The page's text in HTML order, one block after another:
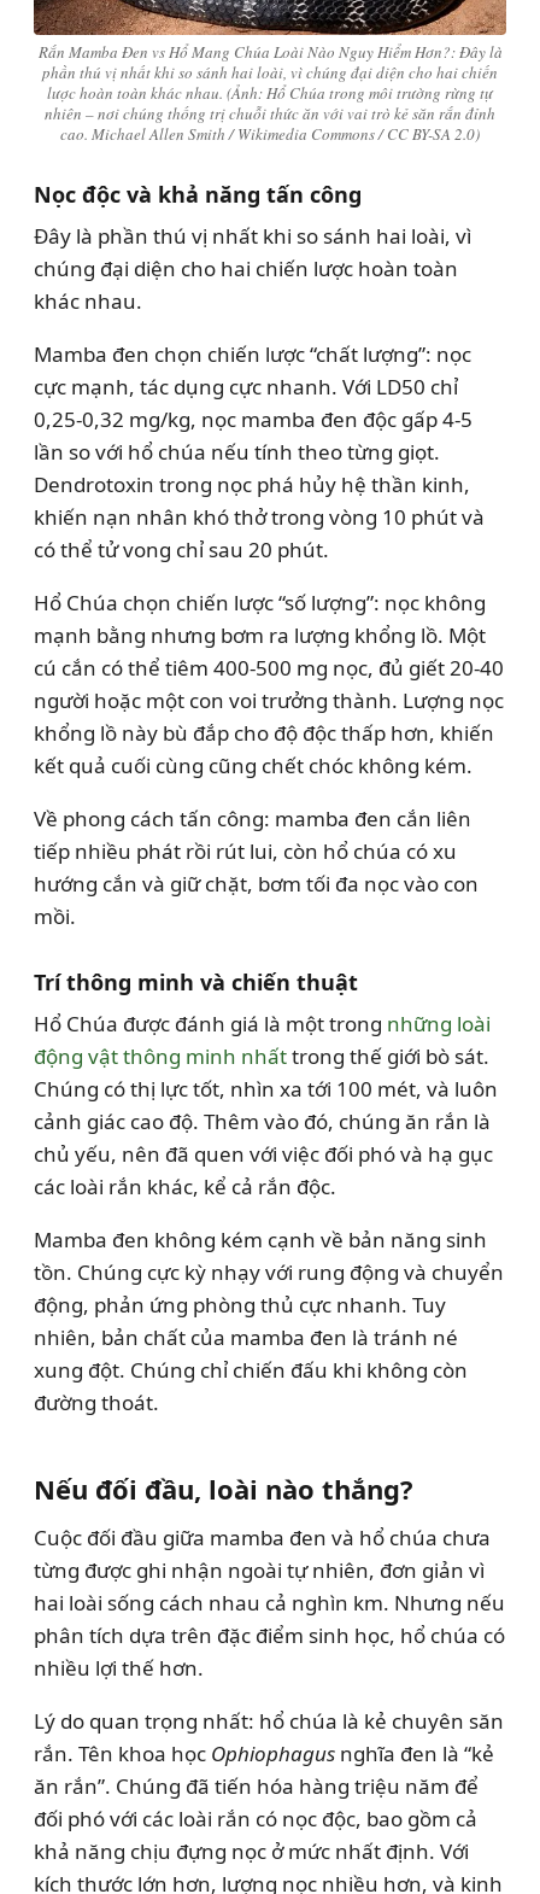
Rắn Mamba Đen vs Hổ Mang Chúa Loài Nào Nguy Hiểm Hơn?: Đây là
phần thú vị nhất khi so sánh hai loài, vì chúng đại diện cho hai chiến
lược hoàn toàn khác nhau. (Ảnh: Hổ Chúa trong môi trường rừng tự
nhiên – nơi chúng thống trị chuỗi thức ăn với vai trò kẻ săn rắn đỉnh
cao. Michael Allen Smith / Wikimedia Commons / CC BY-SA 2.0)
Nọc độc và khả năng tấn công
Đây là phần thú vị nhất khi so sánh hai loài, vì
chúng đại diện cho hai chiến lược hoàn toàn
khác nhau.
Mamba đen chọn chiến lược “chất lượng”: nọc
cực mạnh, tác dụng cực nhanh. Với LD50 chỉ
0,25-0,32 mg/kg, nọc mamba đen độc gấp 4-5
lần so với hổ chúa nếu tính theo từng giọt.
Dendrotoxin trong nọc phá hủy hệ thần kinh,
khiến nạn nhân khó thở trong vòng 10 phút và
có thể tử vong chỉ sau 20 phút.
Hổ Chúa chọn chiến lược “số lượng”: nọc không
mạnh bằng nhưng bơm ra lượng khổng lồ. Một
cú cắn có thể tiêm 400-500 mg nọc, đủ giết 20-40
người hoặc một con voi trưởng thành. Lượng nọc
khổng lồ này bù đắp cho độ độc thấp hơn, khiến
kết quả cuối cùng cũng chết chóc không kém.
Về phong cách tấn công: mamba đen cắn liên
tiếp nhiều phát rồi rút lui, còn hổ chúa có xu
hướng cắn và giữ chặt, bơm tối đa nọc vào con
mồi.
Trí thông minh và chiến thuật
Hổ Chúa được đánh giá là một trong những loài
động vật thông minh nhấttrong thế giới bò sát.
Chúng có thị lực tốt, nhìn xa tới 100 mét, và luôn
cảnh giác cao độ. Thêm vào đó, chúng ăn rắn là
chủ yếu, nên đã quen với việc đối phó và hạ gục
các loài rắn khác, kể cả rắn độc.
Mamba đen không kém cạnh về bản năng sinh
tồn. Chúng cực kỳ nhạy với rung động và chuyển
động, phản ứng phòng thủ cực nhanh. Tuy
nhiên, bản chất của mamba đen là tránh né
xung đột. Chúng chỉ chiến đấu khi không còn
đường thoát.
Nếu đối đầu, loài nào thắng?
Cuộc đối đầu giữa mamba đen và hổ chúa chưa
từng được ghi nhận ngoài tự nhiên, đơn giản vì
hai loài sống cách nhau cả nghìn km. Nhưng nếu
phân tích dựa trên đặc điểm sinh học, hổ chúa có
nhiều lợi thế hơn.
Lý do quan trọng nhất: hổ chúa là kẻ chuyên săn
rắn. Tên khoa học Ophiophagus nghĩa đen là “kẻ
ăn rắn”. Chúng đã tiến hóa hàng triệu năm để
đối phó với các loài rắn có nọc độc, bao gồm cả
khả năng chịu đựng nọc ở mức nhất định. Với
kích thước lớn hơn, lượng nọc nhiều hơn, và kinh